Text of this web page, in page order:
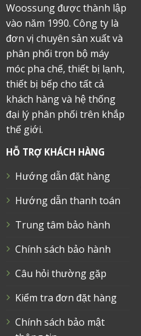
Woossung được thành lập
vào năm 1990. Công ty là
đơn vị chuyên sản xuất và
phân phối trọn bộ máy
móc pha chế, thiết bị lạnh,
thiết bị bếp cho tất cả
khách hàng và hệ thống
đại lý phân phối trên khắp
thế giới.
HỖ TRỢ KHÁCH HÀNG
Hướng dẫn đặt hàng
Hướng dẫn thanh toán
Trung tâm bảo hành
Chính sách bảo hành
Câu hỏi thường gặp
Kiểm tra đơn đặt hàng
Chính sách bảo mật